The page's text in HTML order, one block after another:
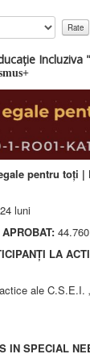
Incluziva
pentru toți
24 luni
LA
ale C.S.E.I.
IN SPECIAL